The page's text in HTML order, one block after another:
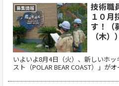
募集情報
技術職
１０月
す！（
（木））
いよいよ8月4日（火）、新しいホ
スト（POLAR BEAR COAST）」が